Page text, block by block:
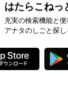
はたらこねっ
充実の検索機能と
アナタのしごと探し